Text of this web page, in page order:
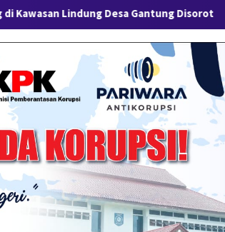
Desa Gantung Disorot Miliki Sabu